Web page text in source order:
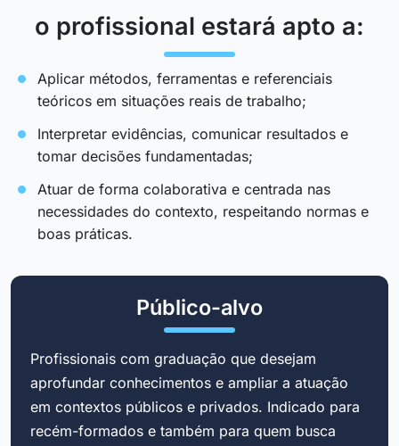
o profissional estará apto a:
Aplicar métodos, ferramentas e referenciais
teóricos em situações reais de trabalho;
Interpretar evidências, comunicar resultados e
tomar decisões fundamentadas;
Atuar de forma colaborativa e centrada nas
necessidades do contexto, respeitando normas e
boas práticas.
Público-alvo
Profissionais com graduação que desejam
aprofundar conhecimentos e ampliar a atuação
em contextos públicos e privados. Indicado para
recém-formados e também para quem busca